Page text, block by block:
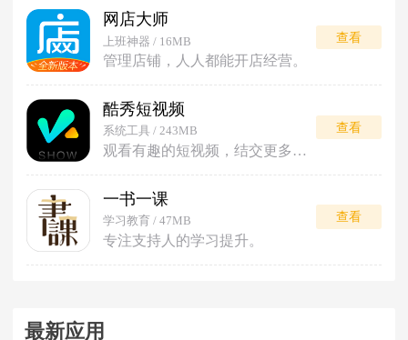
网店大师
上班神器 / 16MB
管理店铺，人人都能开店经营。
查看
酷秀短视频
系统工具 / 243MB
观看有趣的短视频，结交更多朋友。
查看
一书一课
学习教育 / 47MB
专注支持人的学习提升。
查看
最新应用